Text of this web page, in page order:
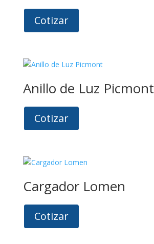
Cotizar
Anillo de Luz Picmont
Cotizar
Cargador Lomen
Cotizar